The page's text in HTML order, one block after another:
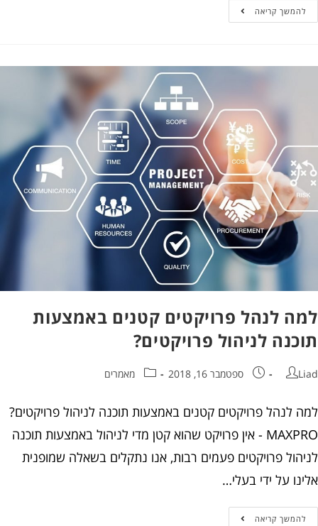
קריאה
לנהל פרויקטים קטנים באמצעות
לניהול פרויקטים?
ספטמבר 16, 2018 מאמרים
לנהל פרויקטים קטנים באמצעות תוכנה לניהול פרויקטים?
MAXPRO - אין פרויקט שהוא קטן מדי לניהול באמצעות תוכנה
פרויקטים פעמים רבות, אנו נתקלים בשאלה שמופנית
על ידי בעלי…
קריאה